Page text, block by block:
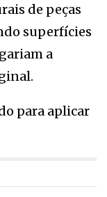
de peças
superfícies
a
para aplicar